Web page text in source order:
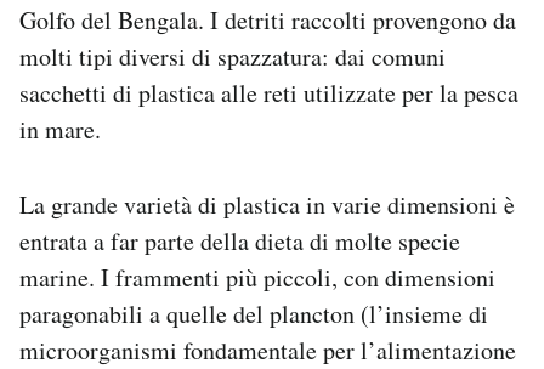
Golfo del Bengala. I detriti raccolti provengono da
molti tipi diversi di spazzatura: dai comuni
sacchetti di plastica alle reti utilizzate per la pesca
in mare.
La grande varietà di plastica in varie dimensioni è
entrata a far parte della dieta di molte specie
marine. I frammenti più piccoli, con dimensioni
paragonabili a quelle del plancton (l’insieme di
microorganismi fondamentale per l’alimentazione